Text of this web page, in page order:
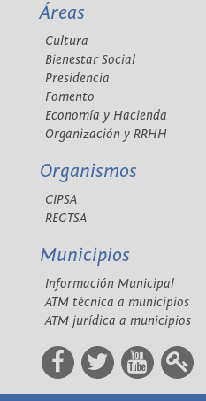
Áreas
Cultura
Bienestar Social
Presidencia
Fomento
Economía y Hacienda
Organización y RRHH
Organismos
CIPSA
REGTSA
Municipios
Información Municipal
ATM técnica a municipios
ATM jurídica a municipios